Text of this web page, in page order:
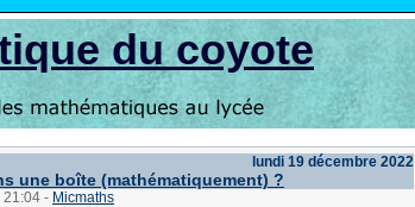
du coyote
lundi 19 décembre 2022
une boîte (mathématiquement) ?
21:04 - Micmaths